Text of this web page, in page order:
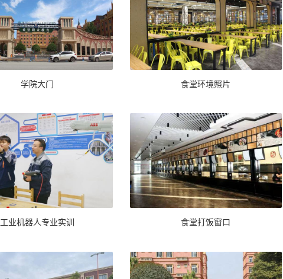
学院大门 食堂环境照片
工业机器人专业实训 食堂打饭窗口